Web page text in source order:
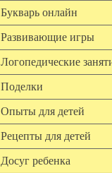
Букварь онлайн
Развивающие игры
Логопедические
Поделки
Опыты для детей
Рецепты для детей
Досуг ребенка